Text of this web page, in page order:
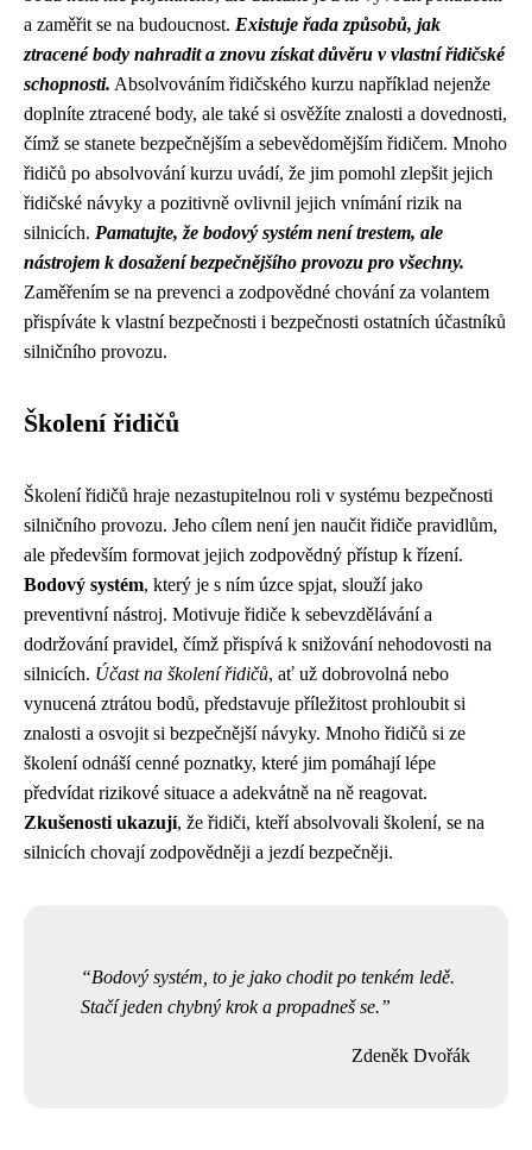
a zaměřit se na budoucnost. Existuje řada způsobů, jak
ztracené body nahradit a znovu získat důvěru v vlastní řidičské
schopnosti. Absolvováním řidičského kurzu například nejenže
doplníte ztracené body, ale také si osvěžíte znalosti a dovednosti,
čímž se stanete bezpečnějším a sebevědomějším řidičem. Mnoho
řidičů po absolvování kurzu uvádí, že jim pomohl zlepšit jejich
řidičské návyky a pozitivně ovlivnil jejich vnímání rizik na
silnicích. Pamatujte, že bodový systém není trestem, ale
nástrojem k dosažení bezpečnějšího provozu pro všechny.
Zaměřením se na prevenci a zodpovědné chování za volantem
přispíváte k vlastní bezpečnosti i bezpečnosti ostatních účastníků
silničního provozu.
Školení řidičů
Školení řidičů hraje nezastupitelnou roli v systému bezpečnosti
silničního provozu. Jeho cílem není jen naučit řidiče pravidlům,
ale především formovat jejich zodpovědný přístup k řízení.
Bodový systém, který je s ním úzce spjat, slouží jako
preventivní nástroj. Motivuje řidiče k sebevzdělávání a
dodržování pravidel, čímž přispívá k snižování nehodovosti na
silnicích. Účast na školení řidičů, ať už dobrovolná nebo
vynucená ztrátou bodů, představuje příležitost prohloubit si
znalosti a osvojit si bezpečnější návyky. Mnoho řidičů si ze
školení odnáší cenné poznatky, které jim pomáhají lépe
předvídat rizikové situace a adekvátně na ně reagovat.
Zkušenosti ukazují, že řidiči, kteří absolvovali školení, se na
silnicích chovají zodpovědněji a jezdí bezpečněji.
Bodový systém, to je jako chodit po tenkém ledě.
Stačí jeden chybný krok a propadneš se.
Zdeněk Dvořák